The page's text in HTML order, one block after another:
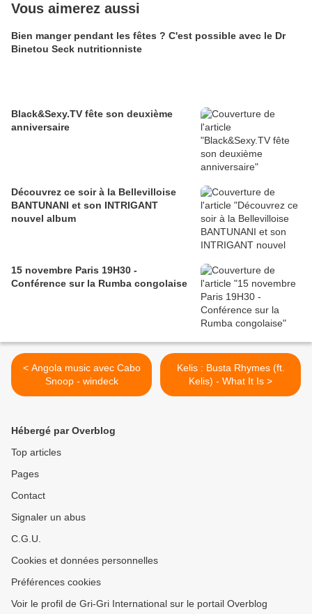
Vous aimerez aussi
Bien manger pendant les fêtes ? C'est possible avec le Dr
Binetou Seck nutritionniste
Black&Sexy.TV fête son deuxième
anniversaire
Découvrez ce soir à la Bellevilloise
BANTUNANI et son INTRIGANT
nouvel album
15 novembre Paris 19H30 -
Conférence sur la Rumba congolaise
< Angola music avec Cabo
Snoop - windeck
Kelis : Busta Rhymes (ft.
Kelis) - What It Is >
Hébergé par Overblog
Top articles
Pages
Contact
Signaler un abus
C.G.U.
Cookies et données personnelles
Préférences cookies
Voir le profil de Gri-Gri International sur le portail Overblog